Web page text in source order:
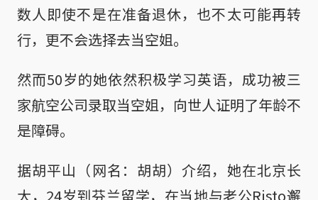
数人即使不是在准备退休，也不太可能再转
行，更不会选择去当空姐。
然而50岁的她依然积极学习英语，成功被三
家航空公司录取当空姐，向世人证明了年龄不
是障碍。
据胡平山（网名：胡胡）介绍，她在北京长
大，24岁到芬兰留学，在当地与老公Risto邂